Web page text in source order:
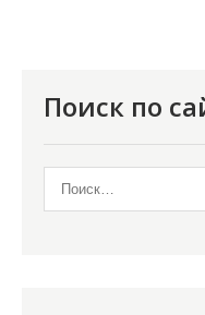
Поиск по